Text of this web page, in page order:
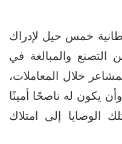
خمس حيل لإدراك
التصنع والمبالغة في
خلال المعاملات،
يكون له ناصحًا أمينًا
الوصايا إلى امتلاك